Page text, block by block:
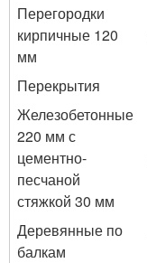
Перегородки
кирпичные 120
мм
Перекрытия
Железобетонные
220 мм с
цементно-
песчаной
стяжкой 30 мм
Деревянные по
балкам